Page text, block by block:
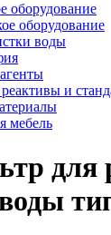
оборудование
оборудование
воды
и
мебель
для